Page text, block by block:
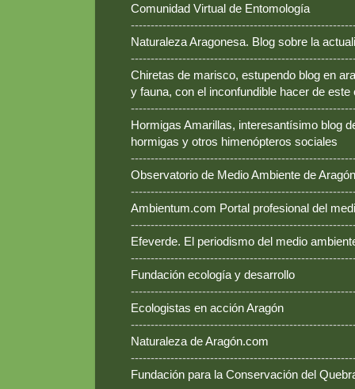
Comunidad Virtual de Entomología
Naturaleza Aragonesa. Blog sobre la
Chiretas de marisco, estupendo blog en
y fauna, con el inconfundible hacer de este
Hormigas Amarillas, interesantísimo blog
hormigas y otros himenópteros sociales
Observatorio de Medio Ambiente de Aragón
Ambientum.com Portal profesional del
Efeverde. El periodismo del medio
Fundación ecología y desarrollo
Ecologistas en acción Aragón
Naturaleza de Aragón.com
Fundación para la Conservación del